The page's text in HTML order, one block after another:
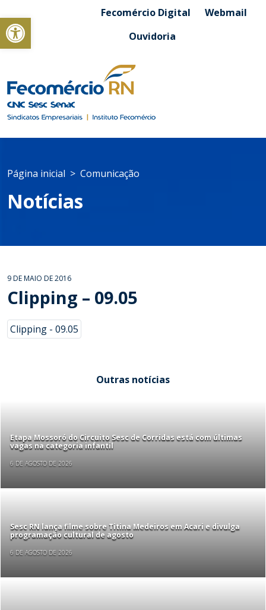
Abrir a barra de ferramentasFecomércio Digital
Webmail
Ouvidoria
Página inicial Comunicação
Notícias
9 DE MAIO DE 2016
Clipping – 09.05
Clipping - 09.05
Outras notícias
Etapa Mossoró do Circuito Sesc de Corridas está com últimas
vagas na categoria infantil
6 DE AGOSTO DE 2026
Sesc RN lança filme sobre Titina Medeiros em Acari e divulga
programação cultural de agosto
6 DE AGOSTO DE 2026